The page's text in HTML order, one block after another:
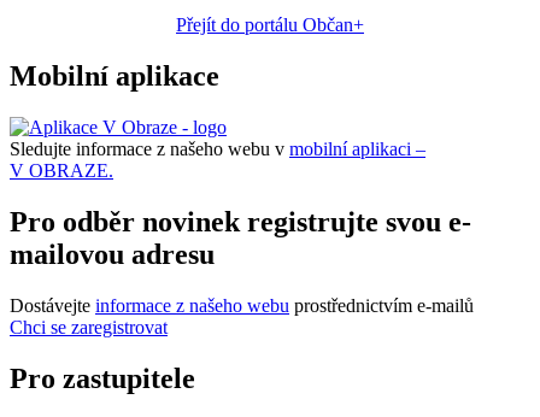
Přejít do portálu Občan+
Mobilní aplikace
Sledujte informace z našeho webu v mobilní aplikaci –
V OBRAZE.
Pro odběr novinek registrujte svou e-
mailovou adresu
Dostávejte informace z našeho webu prostřednictvím e-mailů
Chci se zaregistrovat
Pro zastupitele